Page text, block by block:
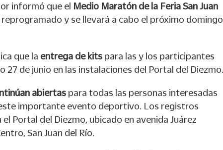
informó que el Medio Maratón de la Feria San Juan
reprogramado y se llevará a cabo el próximo domingo
que la entrega de kits para las y los participantes
27 de junio en las instalaciones del Portal del Diezmo.
abiertas para todas las personas interesadas
importante evento deportivo. Los registros
el Portal del Diezmo, ubicado en avenida Juárez
San Juan del Río.